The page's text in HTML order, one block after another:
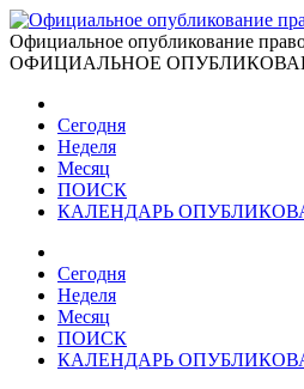
Официальное опубликование
ОФИЦИАЛЬНОЕ
Сегодня
Неделя
Месяц
ПОИСК
КАЛЕНДАРЬ
Сегодня
Неделя
Месяц
ПОИСК
КАЛЕНДАРЬ